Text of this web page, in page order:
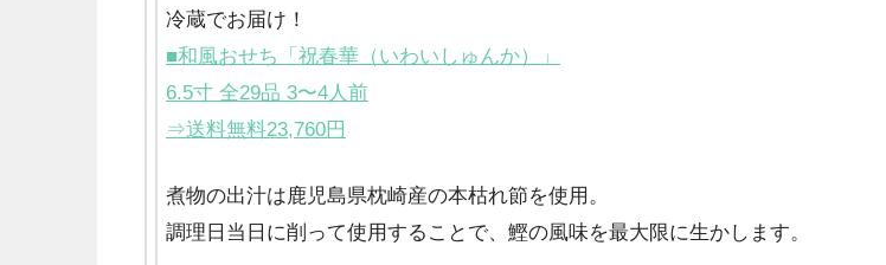
冷蔵でお届け！
■和風おせち「祝春華（いわいしゅんか）」
6.5寸 全29品 3〜4人前
⇒送料無料23,760円
煮物の出汁は鹿児島県枕崎産の本枯れ節を使用。
調理日当日に削って使用することで、鰹の風味を最大限に生かします。